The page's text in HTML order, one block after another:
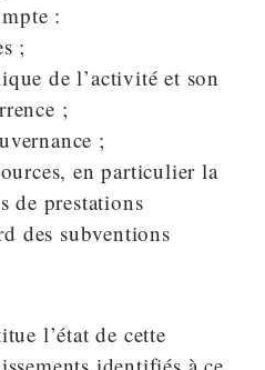
:
;
de l’activité et son
;
;
en particulier la
de prestations
des subventions
l’état de cette